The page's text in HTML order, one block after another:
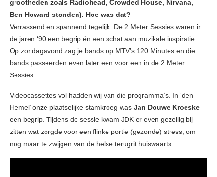
grootheden zoals Radiohead, Crowded House, Nirvana,
Ben Howard stonden). Hoe was dat?
Verrassend en spannend tegelijk. De 2 Meter Sessies waren in
de jaren ‘90 een begrip én een schat aan muzikale inspiratie.
Op zondagavond zag je bands op MTV’s 120 Minutes en die
bands passeerden even later een voor een in de 2 Meter
Sessies.
Videocassettes vol hadden wij van die programma’s. In ‘den
Hemel’ onze plaatselijke stamkroeg was Jan Douwe Kroeske
een begrip. Tijdens de sessie kwam JDK er even gezellig bij
zitten wat zorgde voor een flinke portie (gezonde) stress, om
nog maar te zwijgen van de helse terugrit huiswaarts.